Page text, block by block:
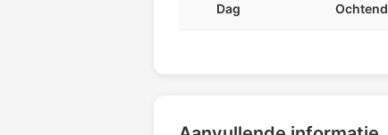
Dag Ochtend